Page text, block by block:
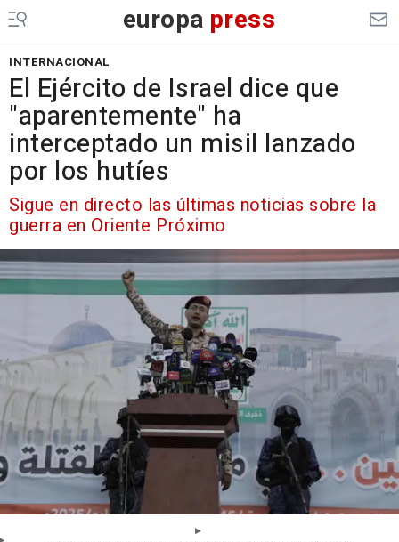
europa press
INTERNACIONAL
El Ejército de Israel dice que
"aparentemente" ha
interceptado un misil lanzado
por los hutíes
Sigue en directo las últimas noticias sobre la
guerra en Oriente Próximo